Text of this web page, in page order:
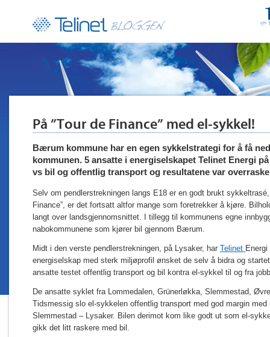
På ”Tour de Finance” med el-sykkel!
Bærum kommune har en egen sykkelstrategi for å få
kommunen. 5 ansatte i energiselskapet Telinet Energi
vs bil og offentlig transport og resultatene var
Selv om pendlerstrekningen langs E18 er en godt brukt
Finance”, er det fortsatt altfor mange som foretrekker å kjøre.
langt over landsgjennomsnittet. I tillegg til kommunens egne
nabokommunene som kjører bil gjennom Bærum.
Midt i den verste pendlerstrekningen, på Lysaker, har Telinet
energiselskap med sterk miljøprofil ønsket de selv å bidra og
ansatte testet offentlig transport og bil kontra el-sykkel til og fra
De ansatte syklet fra Lommedalen, Grünerløkka, Slemmestad,
Tidsmessig slo el-sykkelen offentlig transport med god margin
Slemmestad – Lysaker. Bilen derimot kom like godt ut som el-
gikk det litt raskere med bil.